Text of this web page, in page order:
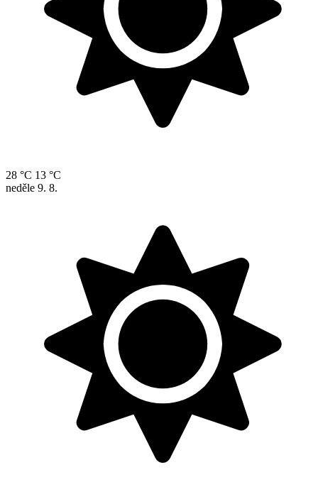
28 °C 13 °C
neděle 9. 8.